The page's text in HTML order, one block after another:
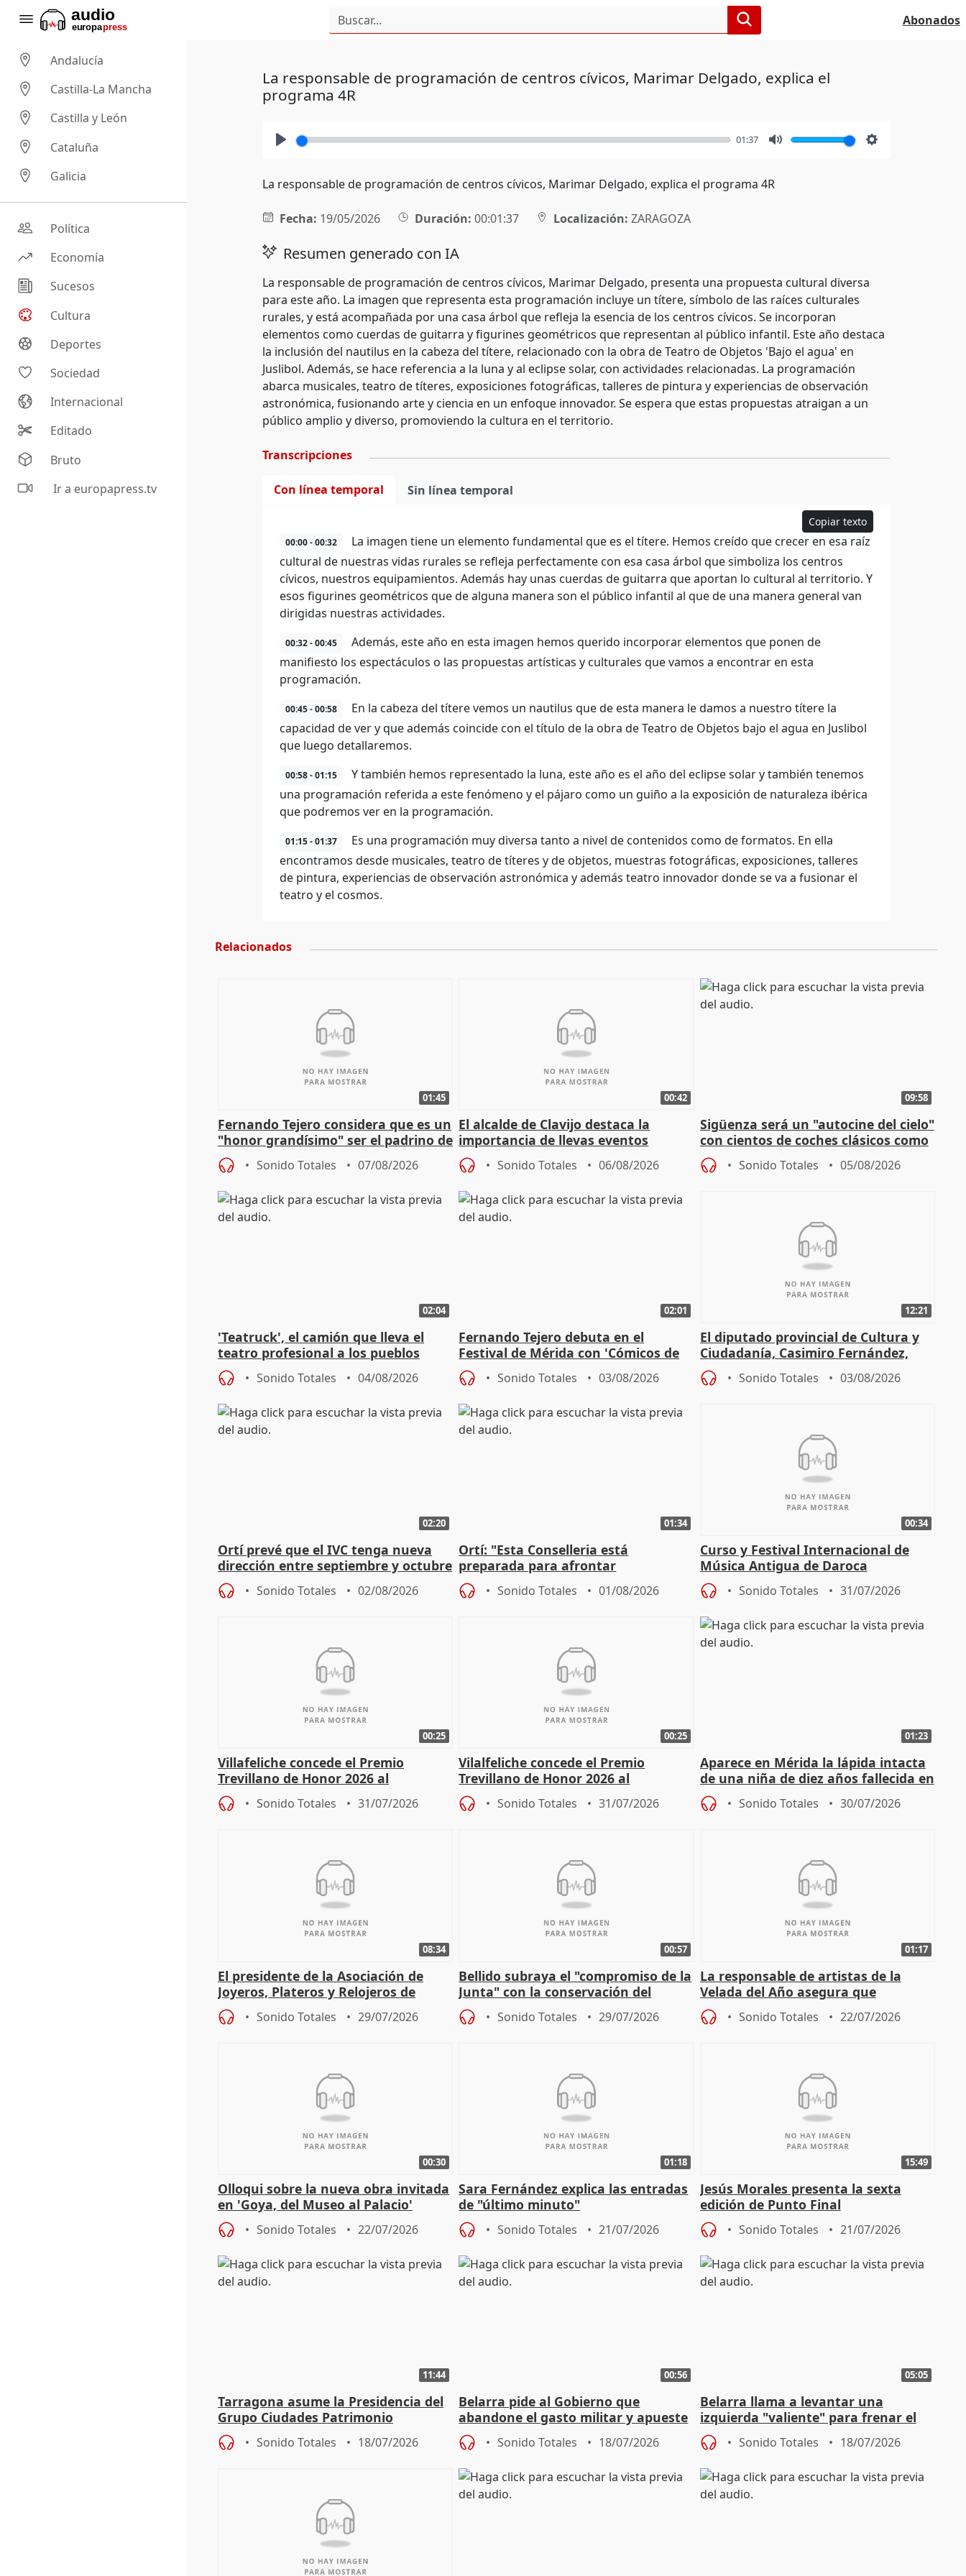
Abonados
Andalucía
Castilla-La Mancha
Castilla y León
Cataluña
Galicia
Política
Economía
Sucesos
Cultura
Deportes
Sociedad
Internacional
Editado
Bruto
Ir a europapress.tv
La responsable de programación de centros cívicos, Marimar Delgado, explica el
programa 4R
01:37
La responsable de programación de centros cívicos, Marimar Delgado, explica el programa 4R
Fecha: 19/05/2026 Duración: 00:01:37 Localización: ZARAGOZA
Resumen generado con IA
La responsable de programación de centros cívicos, Marimar Delgado, presenta una propuesta cultural diversa
para este año. La imagen que representa esta programación incluye un títere, símbolo de las raíces culturales
rurales, y está acompañada por una casa árbol que refleja la esencia de los centros cívicos. Se incorporan
elementos como cuerdas de guitarra y figurines geométricos que representan al público infantil. Este año destaca
la inclusión del nautilus en la cabeza del títere, relacionado con la obra de Teatro de Objetos 'Bajo el agua' en
Juslibol. Además, se hace referencia a la luna y al eclipse solar, con actividades relacionadas. La programación
abarca musicales, teatro de títeres, exposiciones fotográficas, talleres de pintura y experiencias de observación
astronómica, fusionando arte y ciencia en un enfoque innovador. Se espera que estas propuestas atraigan a un
público amplio y diverso, promoviendo la cultura en el territorio.
Transcripciones
Con línea temporal Sin línea temporal
Copiar texto
00:00 - 00:32
La imagen tiene un elemento fundamental que es el títere. Hemos creído que crecer en esa raíz
cultural de nuestras vidas rurales se refleja perfectamente con esa casa árbol que simboliza los centros
cívicos, nuestros equipamientos. Además hay unas cuerdas de guitarra que aportan lo cultural al territorio. Y
esos figurines geométricos que de alguna manera son el público infantil al que de una manera general van
dirigidas nuestras actividades.
00:32 - 00:45
Además, este año en esta imagen hemos querido incorporar elementos que ponen de
manifiesto los espectáculos o las propuestas artísticas y culturales que vamos a encontrar en esta
programación.
00:45 - 00:58
En la cabeza del títere vemos un nautilus que de esta manera le damos a nuestro títere la
capacidad de ver y que además coincide con el título de la obra de Teatro de Objetos bajo el agua en Juslibol
que luego detallaremos.
00:58 - 01:15
Y también hemos representado la luna, este año es el año del eclipse solar y también tenemos
una programación referida a este fenómeno y el pájaro como un guiño a la exposición de naturaleza ibérica
que podremos ver en la programación.
01:15 - 01:37
Es una programación muy diversa tanto a nivel de contenidos como de formatos. En ella
encontramos desde musicales, teatro de títeres y de objetos, muestras fotográficas, exposiciones, talleres
de pintura, experiencias de observación astronómica y además teatro innovador donde se va a fusionar el
teatro y el cosmos.
Relacionados
01:45
Fernando Tejero considera que es un
"honor grandísimo" ser el padrino de
la representación
Sonido Totales 07/08/2026
00:42
El alcalde de Clavijo destaca la
importancia de llevas eventos
culturales a los pueblos
Sonido Totales 06/08/2026
09:58
Sigüenza será un "autocine del cielo"
con cientos de coches clásicos como
espectadores
Sonido Totales 05/08/2026
02:04
'Teatruck', el camión que lleva el
teatro profesional a los pueblos
extremeños
Sonido Totales 04/08/2026
02:01
Fernando Tejero debuta en el
Festival de Mérida con 'Cómicos de
Roma': "Strabo me ha escogido"
Sonido Totales 03/08/2026
12:21
El diputado provincial de Cultura y
Ciudadanía, Casimiro Fernández,
sobre el balance de entradas
Sonido Totales 03/08/2026
02:20
Ortí prevé que el IVC tenga nueva
dirección entre septiembre y octubre
Sonido Totales 02/08/2026
01:34
Ortí: "Esta Conselleria está
preparada para afrontar
absolutamente todos los escenarios"
Sonido Totales 01/08/2026
00:34
Curso y Festival Internacional de
Música Antigua de Daroca
Sonido Totales 31/07/2026
00:25
Villafeliche concede el Premio
Trevillano de Honor 2026 al
periodista Xabier Fortes
Sonido Totales 31/07/2026
00:25
Vilalfeliche concede el Premio
Trevillano de Honor 2026 al
periodista Xabier Fortes
Sonido Totales 31/07/2026
01:23
Aparece en Mérida la lápida intacta
de una niña de diez años fallecida en
el año 519 d.C.
Sonido Totales 30/07/2026
08:34
El presidente de la Asociación de
Joyeros, Plateros y Relojeros de
Córdoba celebra la IGP
Sonido Totales 29/07/2026
00:57
Bellido subraya el "compromiso de la
Junta" con la conservación del
patrimonio en Córdoba
Sonido Totales 29/07/2026
01:17
La responsable de artistas de la
Velada del Año asegura que
"Andalucía está muy presente" en la
cita
Sonido Totales 22/07/2026
00:30
Olloqui sobre la nueva obra invitada
en 'Goya, del Museo al Palacio'
Sonido Totales 22/07/2026
01:18
Sara Fernández explica las entradas
de "último minuto"
Sonido Totales 21/07/2026
15:49
Jesús Morales presenta la sexta
edición de Punto Final
Sonido Totales 21/07/2026
11:44
Tarragona asume la Presidencia del
Grupo Ciudades Patrimonio
Sonido Totales 18/07/2026
00:56
Belarra pide al Gobierno que
abandone el gasto militar y apueste
"de verdad" por la cultura
Sonido Totales 18/07/2026
05:05
Belarra llama a levantar una
izquierda "valiente" para frenar el
avance de la extrema derecha
Sonido Totales 18/07/2026